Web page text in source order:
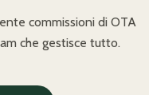
commissioni di OTA
che gestisce tutto.